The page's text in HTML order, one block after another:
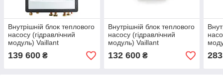
Внутрішній блок теплового
насосу (гідравлічний
модуль) Vaillant
aroTHERM split VWL 127/5
IS
139 600 ₴
Внутрішній блок теплового
насосу (гідравлічний
модуль) Vaillant
aroTHERM split plus VWL
77/8.2 IS S1
132 600₴
78/